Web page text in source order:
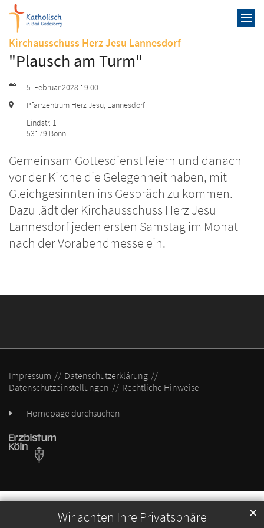
Wir achten Ihre Privatsphäre ✕
Zum Inhalt springen
Kirchausschuss Herz Jesu Lannesdorf:
"Plausch am Turm"
Datum:5. Februar 2028 19:00
Ort:
Pfarrzentrum Herz Jesu, Lannesdorf
Lindstr. 1
53179 Bonn
Gemeinsam Gottesdienst feiern und danach
vor der Kirche die Gelegenheit haben, mit
Gleichgesinnten ins Gespräch zu kommen.
Dazu lädt der Kirchausschuss Herz Jesu
Lannesdorf jeden ersten Samstag im Monat
nach der Vorabendmesse ein.
Impressum
Datenschutzerklärung
Datenschutzeinstellungen
Rechtliche Hinweise
Homepage durchsuchen